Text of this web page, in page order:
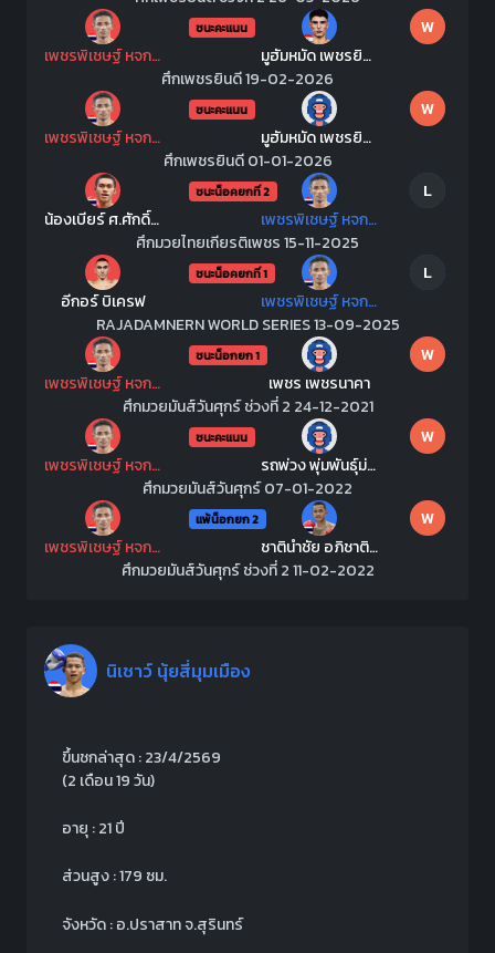
ชนะคะแนน
W
เพชรพิเชษฐ์ หจก.กุ๊ปกุ๊ปสุทธิ์
มูฮัมหมัด เพชรยินดีอะคาเดมี่
ศึกเพชรยินดี 19-02-2026
ชนะคะแนน
W
เพชรพิเชษฐ์ หจก.กุ๊ปกุ๊ปสุทธิ์
มูฮัมหมัด เพชรยินดีอะคาเดมี่
ศึกเพชรยินดี 01-01-2026
ชนะน็อคยกที่ 2
L
น้องเบียร์ ศ.ศักดิ์เกษมยิม
เพชรพิเชษฐ์ หจก.กุ๊ปกุ๊ปสุทธิ์
ศึกมวยไทยเกียรติเพชร 15-11-2025
ชนะน็อคยกที่ 1
L
อีกอร์ บิเครฟ
เพชรพิเชษฐ์ หจก.กุ๊ปกุ๊ปสุทธิ์
RAJADAMNERN WORLD SERIES 13-09-2025
ชนะน็อกยก 1
W
เพชรพิเชษฐ์ หจก.กุ๊ปกุ๊ปสุทธิ์
เพชร เพชรนาคา
ศึกมวยมันส์วันศุกร์ ช่วงที่ 2 24-12-2021
ชนะคะแนน
W
เพชรพิเชษฐ์ หจก.กุ๊ปกุ๊ปสุทธิ์
รถพ่วง พุ่มพันธุ์ม่วง
ศึกมวยมันส์วันศุกร์ 07-01-2022
แพ้น็อกยก 2
W
เพชรพิเชษฐ์ หจก.กุ๊ปกุ๊ปสุทธิ์
ชาตินำชัย อภิชาติมวยไทย
ศึกมวยมันส์วันศุกร์ ช่วงที่ 2 11-02-2022
นิเชาว์ นุ้ยสี่มุมเมือง
ขึ้นชกล่าสุด : 23/4/2569
(2 เดือน 19 วัน)
อายุ : 21 ปี
ส่วนสูง : 179 ซม.
จังหวัด : อ.ปราสาท จ.สุรินทร์